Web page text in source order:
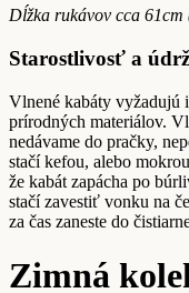
Dĺžka rukávov cca
Starostlivosť a
Vlnené kabáty vyžadujú
prírodných materiálov.
nedávame do pračky,
stačí kefou, alebo
že kabát zapácha po
stačí zavestiť vonku na
za čas zaneste do
Zimná